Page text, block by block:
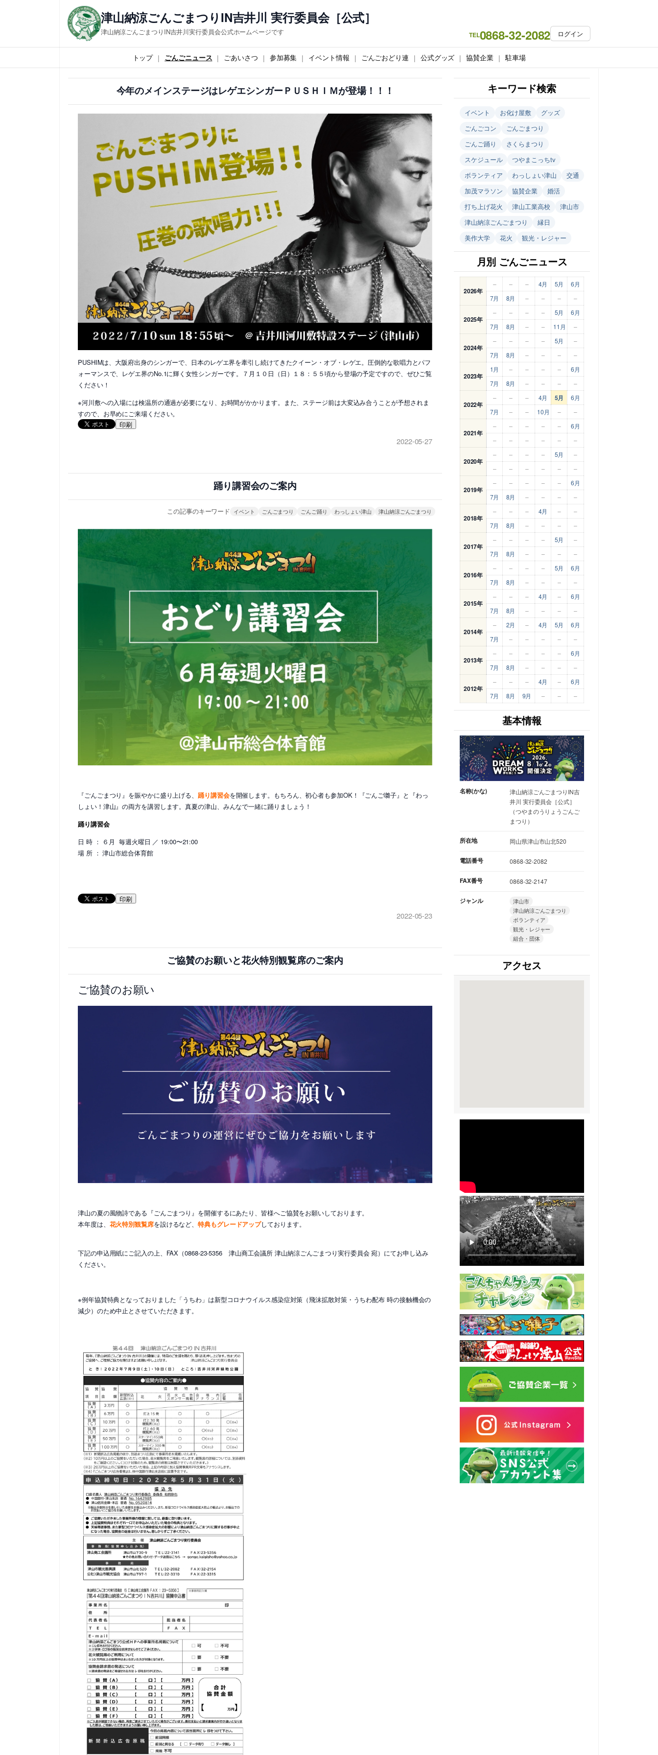
ス
キ
津山納涼ごんごまつりIN吉井川 実行委員会［公式］
津山納涼ごんごまつりIN吉井川実行委員会公式ホームページです TEL0868-32-2082 ログイン
トップ ごんごニュース ごあいさつ 参加募集 イベント情報 ごんごおどり連 公式グッズ 協賛企業 駐車場
今年のメインステージはレゲエシンガーＰＵＳＨＩＭが登場！！！
PUSHIMは、大阪府出身のシンガーで、日本のレゲエ界を牽引し続けてきたクイーン・オブ・レゲエ。圧倒的な歌唱力とパフ
ォーマンスで、レゲエ界のNo.1に輝く女性シンガーです。７月１０日（日）１８：５５頃から登場の予定ですので、ぜひご覧
ください！
※河川敷への入場には検温所の通過が必要になり、お時間がかかります。また、ステージ前は大変込み合うことが予想されま
すので、お早めにご来場ください。
印刷
2022-05-27
踊り講習会のご案内
この記事のキーワード イベント ごんごまつり ごんご踊り わっしょい津山 津山納涼ごんごまつり
『ごんごまつり』を賑やかに盛り上げる、踊り講習会を開催します。もちろん、初心者も参加OK！『ごんご囃子』と『わっ
しょい！津山』の両方を講習します。真夏の津山、みんなで一緒に踊りましょう！
踊り講習会
日 時 ： ６月 毎週火曜日 ／ 19:00〜21:00
場 所 ： 津山市総合体育館
印刷
2022-05-23
ご協賛のお願いと花火特別観覧席のご案内
ご協賛のお願い
津山の夏の風物詩である『ごんごまつり』を開催するにあたり、皆様へご協賛をお願いしております。
本年度は、 花火特別観覧席を設けるなど、特典もグレードアップしております。
下記の申込用紙にご記入の上、FAX（0868-23-5356 津山商工会議所 津山納涼ごんごまつり実行委員会 宛）にてお申し込み
ください。
※例年協賛特典となっておりました「うちわ」は新型コロナウイルス感染症対策（飛沫拡散対策・うちわ配布 時の接触機会の
減少）のため中止とさせていただきます。
キーワード検索
イベント お化け屋敷
グッズ
ごんごコン
ごんごまつり
ごんご踊り
さくらまつり
スケジュール
つやまこっちtv
ボランティア
わっしょい津山
交通
加茂マラソン
協賛企業
婚活
打ち上げ花火
津山工業高校
津山市
津山納涼ごんごまつり
縁日
美作大学
花火 観光・レジャー
月別 ごんごニュース
2026年
– – – 4月 5月
6月
7月
8月 – – – –
2025年
– – – – 5月
6月
7月
8月 – – 11月 –
2024年
– – – – 5月
–
7月
8月 – – – –
2023年
1月 – – – –
6月
7月
8月 – – – –
2022年
– – – 4月 5月
6月
7月
– – 10月 – –
2021年
– – – – –
6月
–
– – – – –
2020年
– – – – 5月
–
–
– – – – –
2019年
– – – – –
6月
7月
8月 – – – –
2018年
– – – 4月 –
–
7月
8月 – – – –
2017年
– – – – 5月
–
7月
8月 – – – –
2016年
– – – – 5月
6月
7月
8月 – – – –
2015年
– – – 4月 –
6月
7月
8月 – – – –
2014年
– 2月 – 4月 5月
6月
7月
– – – – –
2013年
– – – – –
6月
7月
8月 – – – –
2012年
– – – 4月 –
6月
7月
8月 9月 – – –
基本情報
名称(かな)
津山納涼ごんごまつりIN吉
井川 実行委員会［公式］
（つやまのうりょうごんご
まつり）
所在地 岡山県津山市山北520
電話番号 0868-32-2082
FAX番号 0868-32-2147
ジャンル
津山市
津山納涼ごんごまつり
ボランティア
観光・レジャー
組合・団体
アクセス